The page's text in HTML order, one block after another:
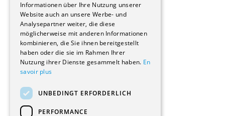
Wohnungen
Renovierungen
Innere Umbauten
Gastgewerbe und Tourismus
Verwaltungsgebäude und Geschäfte
Schuleinrichtungen
Medizinische Einrichtungen
Kultur - Sport - Freizeit
Industrie - Handwerk
Informationen über Ihre Nutzung unserer
Website auch an unsere Werbe- und
Analysepartner weiter, die diese
möglicherweise mit anderen Informationen
kombinieren, die Sie ihnen bereitgestellt
haben oder die sie im Rahmen Ihrer
Nutzung ihrer Dienste gesammelt haben. En
savoir plus
UNBEDINGT ERFORDERLICH
PERFORMANCE